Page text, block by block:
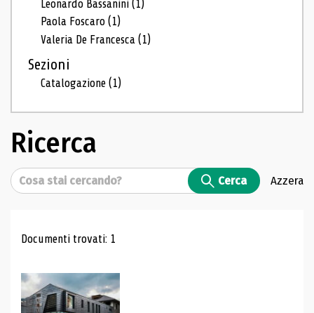
Leonardo Bassanini(1)
Paola Foscaro(1)
Valeria De Francesca(1)
Sezioni
Catalogazione(1)
Ricerca
Cerca Cerca Azzera
Risultati di ricerca
Documenti trovati: 1